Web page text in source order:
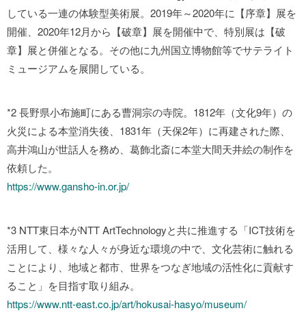
している一連の体験型美術展。2019年～2020年に【序章】展を
開催、2020年12月から【破章】展を開催中で、特別展は【破
章】展と併催となる。その他に九州国立博物館等でサテライト
ミュージアムを展開している。
*2 長野県小布施町にある曹洞宗の寺院。1812年（文化9年）の
火災による本堂消失後、1831年（天保2年）に再建された際、
高井鴻山が世話人を務め、葛飾北斎に本堂大間天井絵の制作を
依頼した。
https://www.gansho-in.or.jp/
*3 NTT東日本がNTT ArtTechnologyと共に推進する「ICT技術を
活用して、様々な人々が身近な環境の中で、文化芸術に触れる
ことにより、地域と都市、世界をつなぎ地域の活性化に貢献す
ること」を目指す取り組み。
https://www.ntt-east.co.jp/art/hokusai-hasyo/museum/